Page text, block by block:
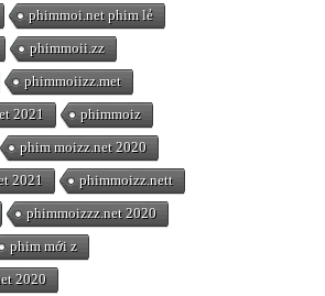
phimmoi.net phim lẻ
phimmoii.zz
phimmoiizz.met
2021
phimmoiz
phim moizz.net 2020
2021
phimmoizz.nett
phimmoizzz.net 2020
phim mới z
2020